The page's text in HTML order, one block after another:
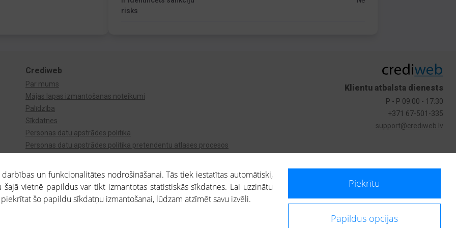
risks
Crediweb
Par mums
Mājas lapas izmantošanas noteikumi
Palīdzība
Sīkdatnes
Personas datu apstrādes politika
Personas datu apstrādes politika pretendentu atlases procesos
Klientu atbalsta dienests
P - P 09:00 - 17:30
+371 67-501-335
support@crediweb.lv
ietvaros saņemtajai informācijai ir uzziņas raksturs, un tai nav juridiska spēka. Portāla lietotājs, izmantojot portālā saņemto informāciju, ir atbildīgs par fizisko
un funkcionalitātes nodrošināšanai. Tās tiek iestatītas automātiski,
vietnē papildus var tikt izmantotas statistiskās sīkdatnes. Lai uzzinātu
piekrītat šo papildu sīkdatņu izmantošanai, lūdzam atzīmēt savu izvēli.
Piekrītu
Papildus opcijas